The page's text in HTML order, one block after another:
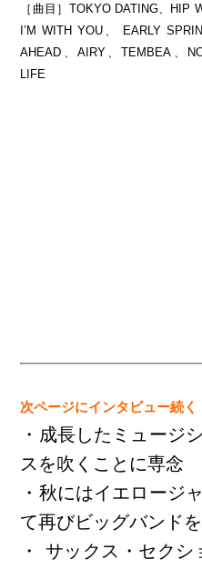
［曲目］TOKYO DATING、HIP
I’M WITH YOU、 EARLY
AHEAD、AIRY、TEMBEA、
LIFE
次ページにインタビュー続く
・成長したミュージ
スを吹くことに専念
・秋にはイエロージ
て再びビッグバンドを
・ サックス・セク